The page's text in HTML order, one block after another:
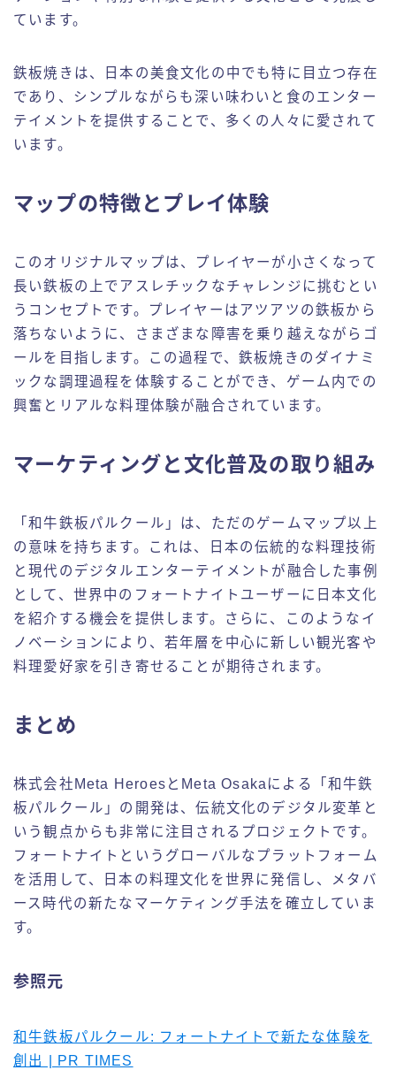
ています。
鉄板焼きは、日本の美食文化の中でも特に目立つ存在
であり、シンプルながらも深い味わいと食のエンター
テイメントを提供することで、多くの人々に愛されて
います。
マップの特徴とプレイ体験
このオリジナルマップは、プレイヤーが小さくなって
長い鉄板の上でアスレチックなチャレンジに挑むとい
うコンセプトです。プレイヤーはアツアツの鉄板から
落ちないように、さまざまな障害を乗り越えながらゴ
ールを目指します。この過程で、鉄板焼きのダイナミ
ックな調理過程を体験することができ、ゲーム内での
興奮とリアルな料理体験が融合されています。
マーケティングと文化普及の取り組み
「和牛鉄板パルクール」は、ただのゲームマップ以上
の意味を持ちます。これは、日本の伝統的な料理技術
と現代のデジタルエンターテイメントが融合した事例
として、世界中のフォートナイトユーザーに日本文化
を紹介する機会を提供します。さらに、このようなイ
ノベーションにより、若年層を中心に新しい観光客や
料理愛好家を引き寄せることが期待されます。
まとめ
株式会社Meta HeroesとMeta Osakaによる「和牛鉄
板パルクール」の開発は、伝統文化のデジタル変革と
いう観点からも非常に注目されるプロジェクトです。
フォートナイトというグローバルなプラットフォーム
を活用して、日本の料理文化を世界に発信し、メタバ
ース時代の新たなマーケティング手法を確立していま
す。
参照元
和牛鉄板パルクール: フォートナイトで新たな体験を
創出 | PR TIMES